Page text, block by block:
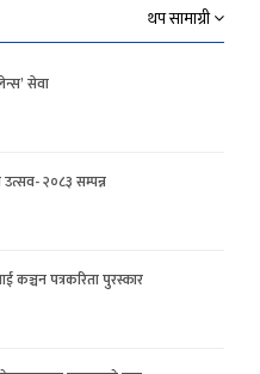
थप सामाग्री
सेवा
उत्सव- २०८३ सम्पन्न
कञ्चन पत्रकरिता पुरस्कार